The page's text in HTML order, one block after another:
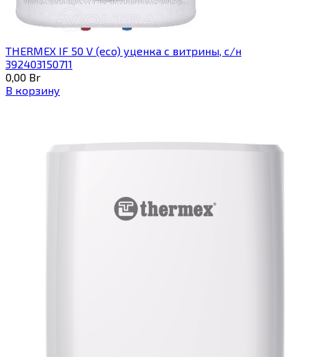
THERMEX IF 50 V (eco) уценка c витрины, с/н
392403150711
0,00 Br
В корзину